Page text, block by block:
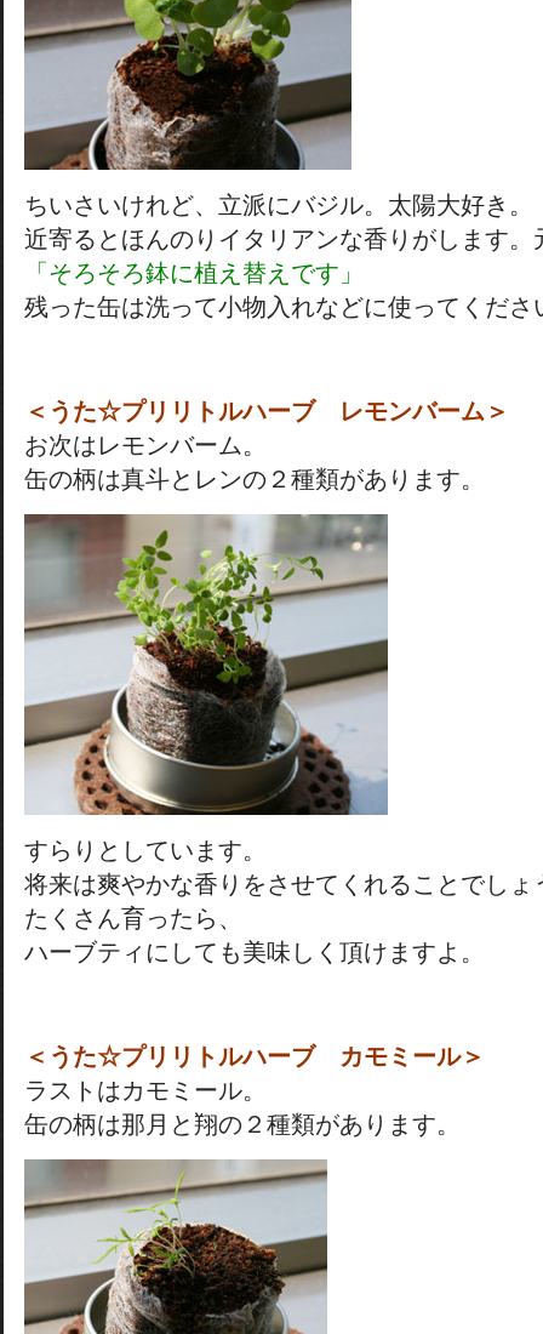
ちいさいけれど、立派にバジル。太陽大好き。
近寄るとほんのりイタリアンな香りがします。
「そろそろ鉢に植え替えです」
残った缶は洗って小物入れなどに使ってくださ
＜うた☆プリリトルハーブ レモンバーム＞
お次はレモンバーム。
缶の柄は真斗とレンの２種類があります。
すらりとしています。
将来は爽やかな香りをさせてくれることでしょ
たくさん育ったら、
ハーブティにしても美味しく頂けますよ。
＜うた☆プリリトルハーブ カモミール＞
ラストはカモミール。
缶の柄は那月と翔の２種類があります。